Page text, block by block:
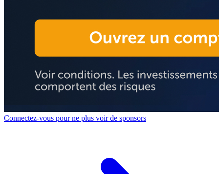
Connectez-vous pour ne plus voir de sponsors